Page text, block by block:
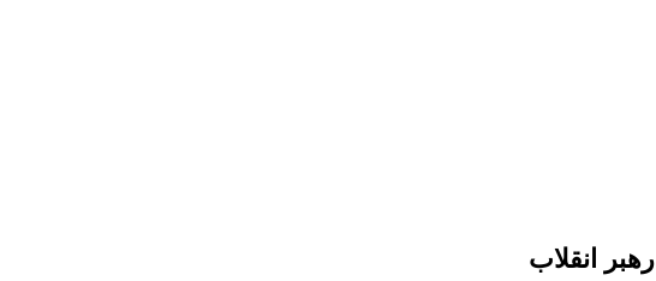
انقلاب